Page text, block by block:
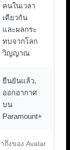
ถึงของ Avatar
คนในเวลา
เดียวกัน
และผลกระ
ทบจากโลก
วิญญาณ
ยืนยันแล้ว,
ออกอากาศ
บน
Paramount+